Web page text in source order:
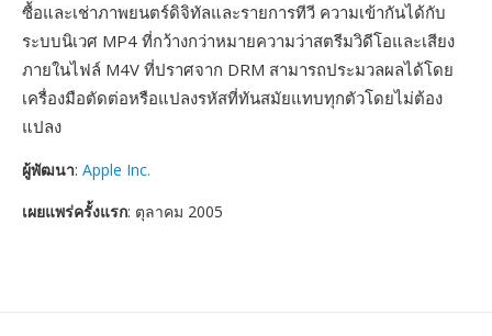
ซื้อและเช่าภาพยนตร์ดิจิทัลและรายการทีวี ความเข้ากันได้กับ
ระบบนิเวศ MP4 ที่กว้างกว่าหมายความว่าสตรีมวิดีโอและเสียง
ภายในไฟล์ M4V ที่ปราศจาก DRM สามารถประมวลผลได้โดย
เครื่องมือตัดต่อหรือแปลงรหัสที่ทันสมัยแทบทุกตัวโดยไม่ต้อง
แปลง
ผู้พัฒนา: Apple Inc.
เผยแพร่ครั้งแรก: ตุลาคม 2005